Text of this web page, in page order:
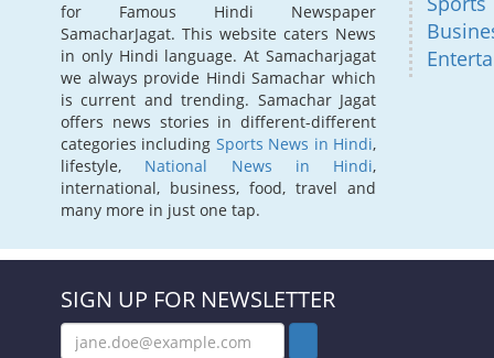
for Famous Hindi Newspaper
SamacharJagat. This website caters News
in only Hindi language. At Samacharjagat
we always provide Hindi Samachar which
is current and trending. Samachar Jagat
offers news stories in different-different
categories including Sports News in Hindi,
lifestyle, National News in Hindi,
international, business, food, travel and
many more in just one tap.
SIGN UP FOR NEWSLETTER